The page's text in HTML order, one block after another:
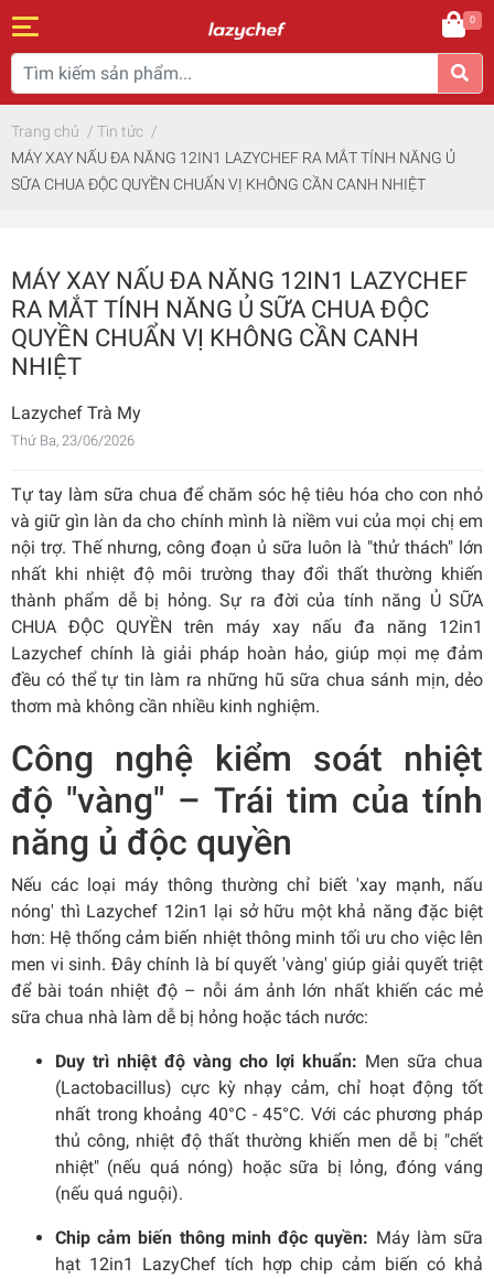
0
Trang chủ / Tin tức /
MÁY XAY NẤU ĐA NĂNG 12IN1 LAZYCHEF RA MẮT TÍNH NĂNG Ủ
SỮA CHUA ĐỘC QUYỀN CHUẨN VỊ KHÔNG CẦN CANH NHIỆT
MÁY XAY NẤU ĐA NĂNG 12IN1 LAZYCHEF
RA MẮT TÍNH NĂNG Ủ SỮA CHUA ĐỘC
QUYỀN CHUẨN VỊ KHÔNG CẦN CANH
NHIỆT
Lazychef Trà My
Thứ Ba, 23/06/2026
Tự tay làm sữa chua để chăm sóc hệ tiêu hóa cho con nhỏ
và giữ gìn làn da cho chính mình là niềm vui của mọi chị em
nội trợ. Thế nhưng, công đoạn ủ sữa luôn là "thử thách" lớn
nhất khi nhiệt độ môi trường thay đổi thất thường khiến
thành phẩm dễ bị hỏng. Sự ra đời của tính năng Ủ SỮA
CHUA ĐỘC QUYỀN trên máy xay nấu đa năng 12in1
Lazychef chính là giải pháp hoàn hảo, giúp mọi mẹ đảm
đều có thể tự tin làm ra những hũ sữa chua sánh mịn, dẻo
thơm mà không cần nhiều kinh nghiệm.
Công nghệ kiểm soát nhiệt
độ "vàng" – Trái tim của tính
năng ủ độc quyền
Nếu các loại máy thông thường chỉ biết 'xay mạnh, nấu
nóng' thì Lazychef 12in1 lại sở hữu một khả năng đặc biệt
hơn: Hệ thống cảm biến nhiệt thông minh tối ưu cho việc lên
men vi sinh. Đây chính là bí quyết 'vàng' giúp giải quyết triệt
để bài toán nhiệt độ – nỗi ám ảnh lớn nhất khiến các mẻ
sữa chua nhà làm dễ bị hỏng hoặc tách nước:
Duy trì nhiệt độ vàng cho lợi khuẩn: Men sữa chua
(Lactobacillus) cực kỳ nhạy cảm, chỉ hoạt động tốt
nhất trong khoảng 40°C - 45°C. Với các phương pháp
thủ công, nhiệt độ thất thường khiến men dễ bị "chết
nhiệt" (nếu quá nóng) hoặc sữa bị lỏng, đóng váng
(nếu quá nguội).
Chip cảm biến thông minh độc quyền: Máy làm sữa
hạt 12in1 LazyChef tích hợp chip cảm biến có khả